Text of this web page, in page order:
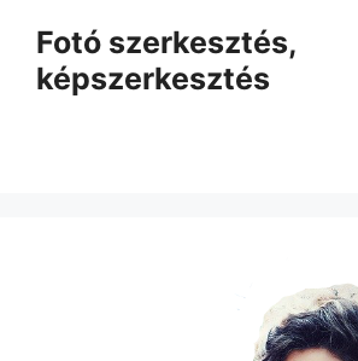
tartalomba
Fotó szerkesztés,
képszerkesztés